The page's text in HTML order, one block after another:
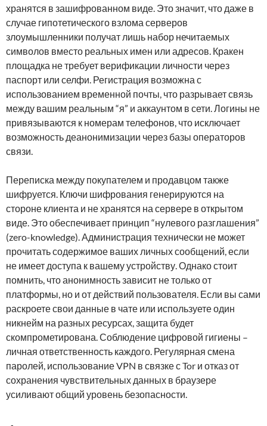
хранятся в зашифрованном виде. Это значит, что даже в
случае гипотетического взлома серверов
злоумышленники получат лишь набор нечитаемых
символов вместо реальных имен или адресов. Кракен
площадка не требует верификации личности через
паспорт или селфи. Регистрация возможна с
использованием временной почты, что разрывает связь
между вашим реальным “я” и аккаунтом в сети. Логины не
привязываются к номерам телефонов, что исключает
возможность деанонимизации через базы операторов
связи.
Переписка между покупателем и продавцом также
шифруется. Ключи шифрования генерируются на
стороне клиента и не хранятся на сервере в открытом
виде. Это обеспечивает принцип “нулевого разглашения”
(zero-knowledge). Администрация технически не может
прочитать содержимое ваших личных сообщений, если
не имеет доступа к вашему устройству. Однако стоит
помнить, что анонимность зависит не только от
платформы, но и от действий пользователя. Если вы сами
раскроете свои данные в чате или используете один
никнейм на разных ресурсах, защита будет
скомпрометирована. Соблюдение цифровой гигиены –
личная ответственность каждого. Регулярная смена
паролей, использование VPN в связке с Tor и отказ от
сохранения чувствительных данных в браузере
усиливают общий уровень безопасности.